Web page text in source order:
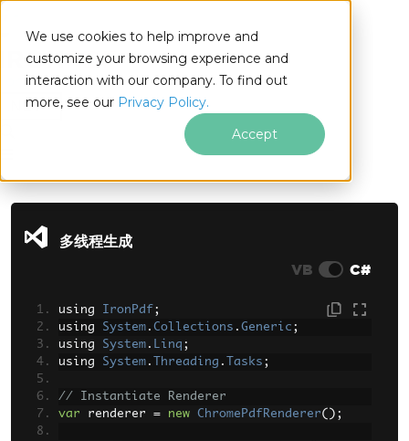
We use cookies to help improve and
customize your browsing experience and
interaction with our company. To find out
more, see our Privacy Policy.
Accept
.NET
跳至页脚内容
多线程生成
VB
C#
using IronPdf ;
using System . Collections . Generic ;
using System . Linq ;
using System . Threading . Tasks ;
// Instantiate Renderer
var renderer = new ChromePdfRenderer();